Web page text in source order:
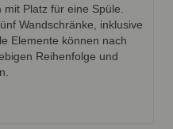
Platz für eine Spüle.
Wandschränke, inklusive
Elemente können nach
Reihenfolge und